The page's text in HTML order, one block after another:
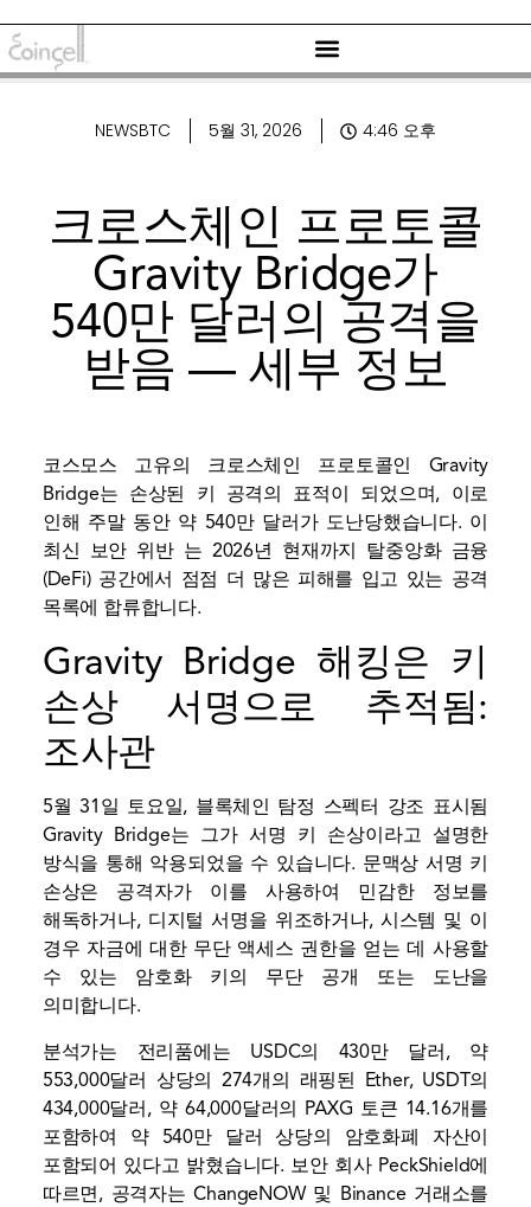
NEWSBTC 5월 31, 2026 4:46 오후
크로스체인 프로토콜
Gravity Bridge가
540만 달러의 공격을
받음 — 세부 정보
코스모스 고유의 크로스체인 프로토콜인 Gravity
Bridge는 손상된 키 공격의 표적이 되었으며, 이로
인해 주말 동안 약 540만 달러가 도난당했습니다. 이
최신 보안 위반는 2026년 현재까지 탈중앙화 금융
(DeFi) 공간에서 점점 더 많은 피해를 입고 있는 공격
목록에 합류합니다.
Gravity Bridge 해킹은 키
손상 서명으로 추적됨:
조사관
5월 31일 토요일, 블록체인 탐정 스펙터 강조 표시됨
Gravity Bridge는 그가 서명 키 손상이라고 설명한
방식을 통해 악용되었을 수 있습니다. 문맥상 서명 키
손상은 공격자가 이를 사용하여 민감한 정보를
해독하거나, 디지털 서명을 위조하거나, 시스템 및 이
경우 자금에 대한 무단 액세스 권한을 얻는 데 사용할
수 있는 암호화 키의 무단 공개 또는 도난을
의미합니다.
분석가는 전리품에는 USDC의 430만 달러, 약
553,000달러 상당의 274개의 래핑된 Ether, USDT의
434,000달러, 약 64,000달러의 PAXG 토큰 14.16개를
포함하여 약 540만 달러 상당의 암호화폐 자산이
포함되어 있다고 밝혔습니다. 보안 회사 PeckShield에
따르면, 공격자는 ChangeNOW 및 Binance 거래소를